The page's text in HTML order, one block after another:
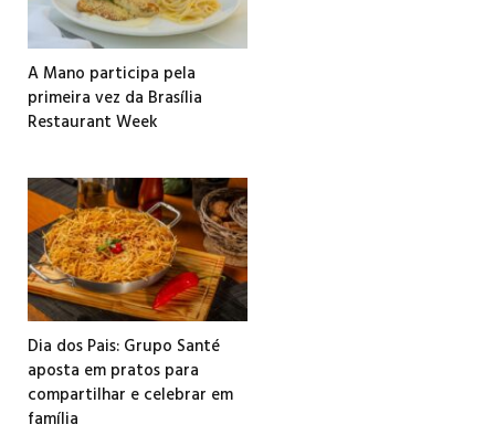
A Mano participa pela
primeira vez da Brasília
Restaurant Week
Dia dos Pais: Grupo Santé
aposta em pratos para
compartilhar e celebrar em
família